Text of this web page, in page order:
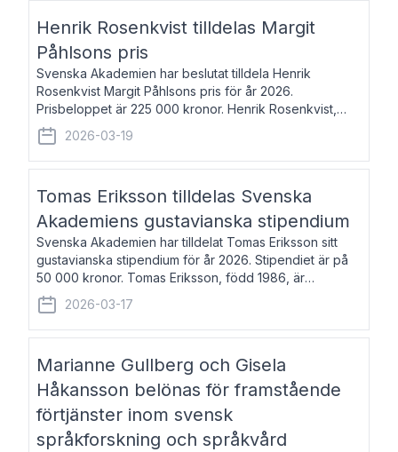
Henrik Rosenkvist tilldelas Margit
Påhlsons pris
Svenska Akademien har beslutat tilldela Henrik
Rosenkvist Margit Påhlsons pris för år 2026.
Prisbeloppet är 225 000 kronor. Henrik Rosenkvist,
född 1965, är professor i nordiska språk vid Göteborgs
universitet. Han disputerade 2004 på avhan
2026-03-19
Tomas Eriksson tilldelas Svenska
Akademiens gustavianska stipendium
Svenska Akademien har tilldelat Tomas Eriksson sitt
gustavianska stipendium för år 2026. Stipendiet är på
50 000 kronor. Tomas Eriksson, född 1986, är
projektledare inom marknadsföring och författare och
utkom i fjol med boken Syndabocken.
2026-03-17
Marianne Gullberg och Gisela
Håkansson belönas för framstående
förtjänster inom svensk
språkforskning och språkvård